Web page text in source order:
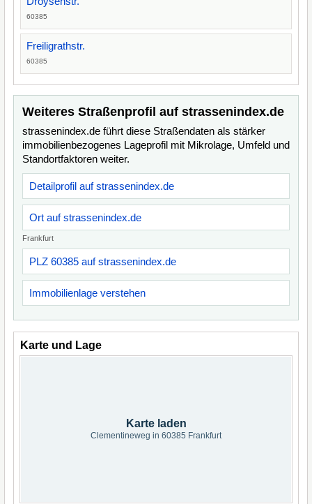
60385
Freiligrathstr.
60385
Weiteres Straßenprofil auf strassenindex.de
strassenindex.de führt diese Straßendaten als stärker
immobilienbezogenes Lageprofil mit Mikrolage, Umfeld und
Standortfaktoren weiter.
Detailprofil auf strassenindex.de
Ort auf strassenindex.de
Frankfurt
PLZ 60385 auf strassenindex.de
Immobilienlage verstehen
Karte und Lage
Karte laden
Clementineweg in 60385 Frankfurt